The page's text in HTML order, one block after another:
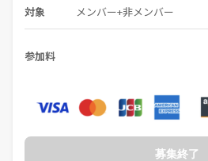
対象 メンバー+非メンバー
参加料
募集終了